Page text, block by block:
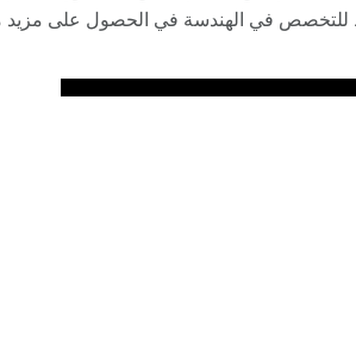
للتخصص في الهندسة في الحصول على